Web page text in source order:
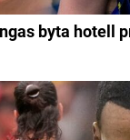
byta hotell